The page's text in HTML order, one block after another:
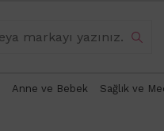
Anne ve Bebek Sağlık ve